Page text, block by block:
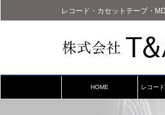
レコード・カセットテープ・
HOME レコー